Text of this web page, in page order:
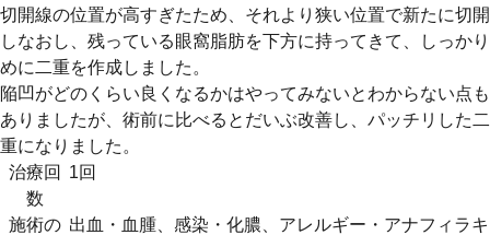
切開線の位置が高すぎたため、それより狭い位置で新たに切開
しなおし、残っている眼窩脂肪を下方に持ってきて、しっかり
めに二重を作成しました。
陥凹がどのくらい良くなるかはやってみないとわからない点も
ありましたが、術前に比べるとだいぶ改善し、パッチリした二
重になりました。
治療回
数
1回
施術の 出血・血腫、感染・化膿、アレルギー・アナフィラキ